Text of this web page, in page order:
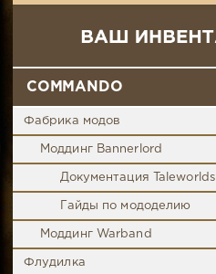
COMMANDO
Фабрика модов
Моддинг Bannerlord
Документация Taleworlds
Гайды по мододелию
Моддинг Warband
Флудилка